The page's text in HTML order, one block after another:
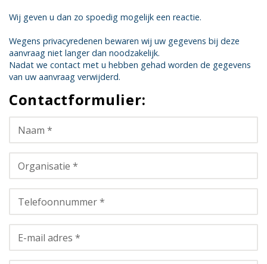
Wij geven u dan zo spoedig mogelijk een reactie.
Wegens privacyredenen bewaren wij uw gegevens bij deze
aanvraag niet langer dan noodzakelijk.
Nadat we contact met u hebben gehad worden de gegevens
van uw aanvraag verwijderd.
Contactformulier:
Naam *
Organisatie *
Telefoonnummer *
E-mail adres *